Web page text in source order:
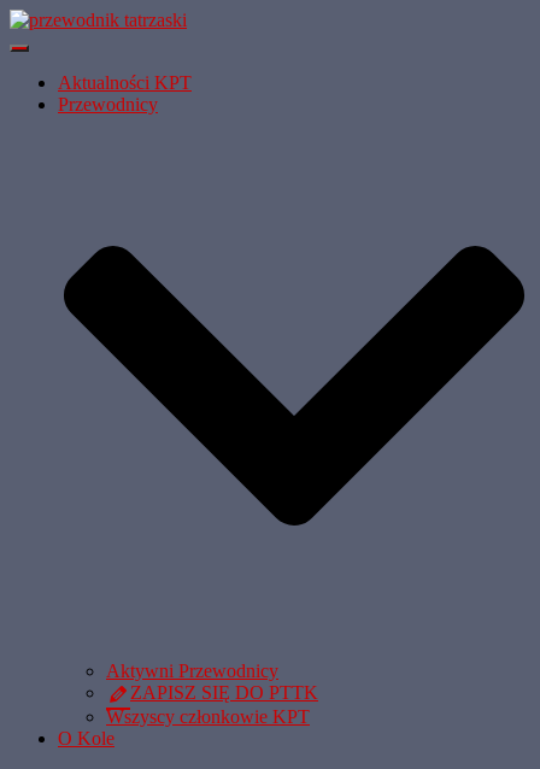
Przełącz
NawigacjęAktualności KPT
Przewodnicy
Aktywni Przewodnicy
ZAPISZ SIĘ DO PTTK
Wszyscy członkowie KPT
O Kole